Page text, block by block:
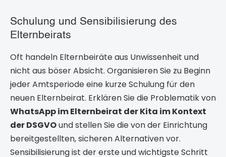
Schulung und Sensibilisierung des
Elternbeirats
Oft handeln Elternbeiräte aus Unwissenheit und
nicht aus böser Absicht. Organisieren Sie zu Beginn
jeder Amtsperiode eine kurze Schulung für den
neuen Elternbeirat. Erklären Sie die Problematik von
WhatsApp im Elternbeirat der Kita im Kontext
der DSGVOund stellen Sie die von der Einrichtung
bereitgestellten, sicheren Alternativen vor.
Sensibilisierung ist der erste und wichtigste Schritt